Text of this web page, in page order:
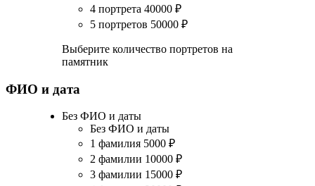
4 портрета 40000 ₽
5 портретов 50000 ₽
Выберите количество портретов на
памятник
ФИО и дата
Без ФИО и даты
Без ФИО и даты
1 фамилия 5000 ₽
2 фамилии 10000 ₽
3 фамилии 15000 ₽